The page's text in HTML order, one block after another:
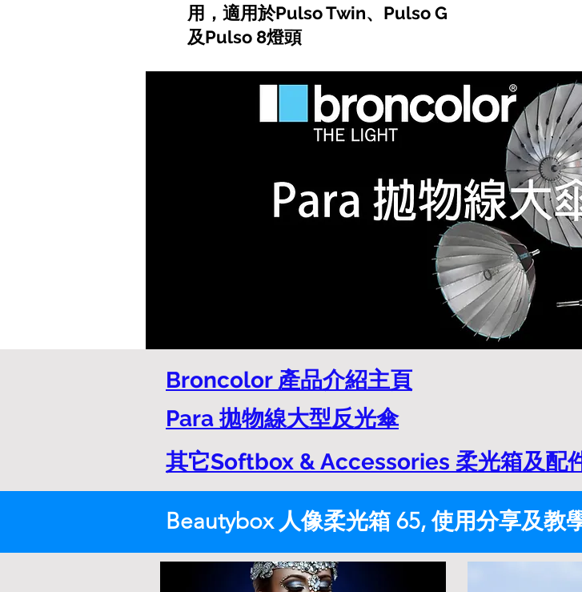
用，適用於Pulso Twin、Pulso G
及Pulso 8燈頭
Broncolor 產品介紹主頁
Para 拋物線大型反光傘
其它Softbox & Accessories 柔光箱及配
Beautybox 人像柔光箱 65,使用分享及教